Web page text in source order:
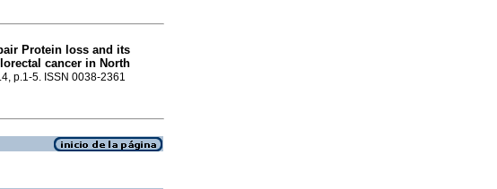
Protein loss and its
cancer in North
p.1-5. ISSN 0038-2361